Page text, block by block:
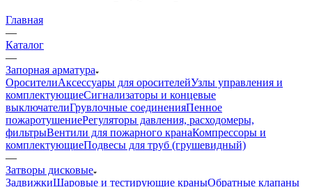
Главная
—
Каталог
—
Запорная арматура
ОросителиАксессуары для оросителейУзлы управления и
комплектующиеСигнализаторы и концевые
выключателиГрувлочные соединенияПенное
пожаротушениеРегуляторы давления, расходомеры,
фильтрыВентили для пожарного кранаКомпрессоры и
комплектующиеПодвесы для труб (грушевидный)
—
Затворы дисковые
ЗадвижкиШаровые и тестирующие краныОбратные клапаны